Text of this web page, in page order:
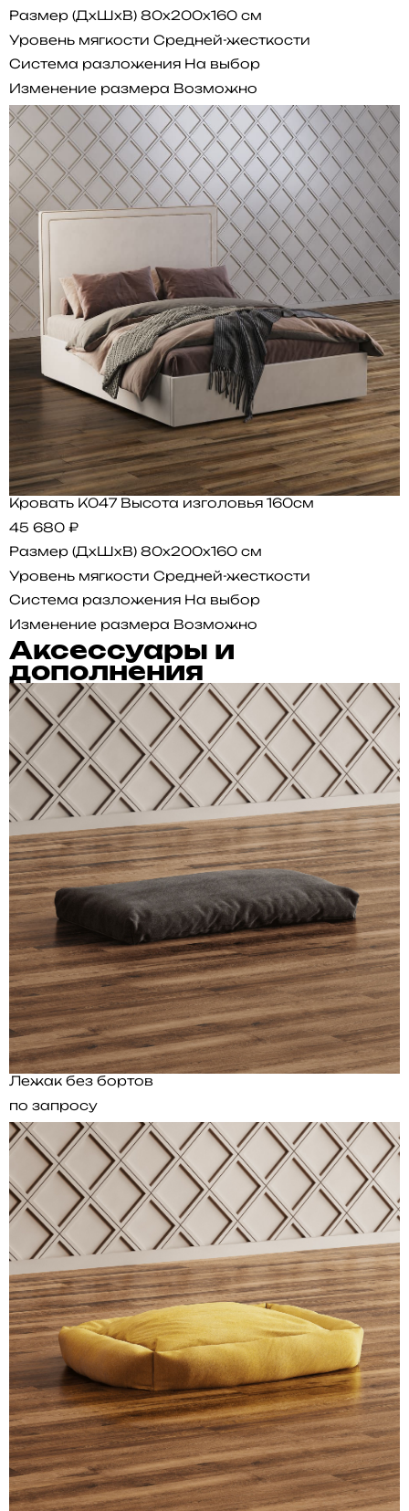
Размер (ДхШхВ) 80x200x160 см
Уровень мягкости Средней-жесткости
Система разложения На выбор
Изменение размера Возможно
Кровать K047 Высота изголовья 160см
45 680 ₽
Размер (ДхШхВ) 80x200x160 см
Уровень мягкости Средней-жесткости
Система разложения На выбор
Изменение размера Возможно
Аксессуары и
дополнения
Лежак без бортов
по запросу